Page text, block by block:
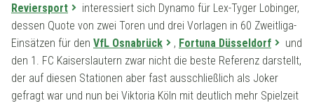
Reviersport
interessiert sich Dynamo für Lex-Tyger Lobinger,
dessen Quote von zwei Toren und drei Vorlagen in 60 Zweitliga-
Einsätzen für den VfL Osnabrück , Fortuna Düsseldorf
und
den 1. FC Kaiserslautern zwar nicht die beste Referenz darstellt,
der auf diesen Stationen aber fast ausschließlich als Joker
gefragt war und nun bei Viktoria Köln mit deutlich mehr Spielzeit